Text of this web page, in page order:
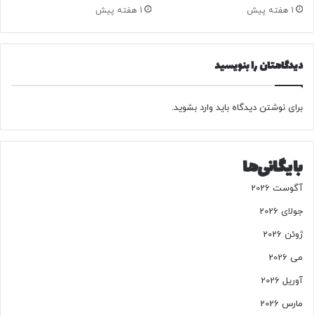
ا
ی
س
ن
،
ا
د
ک
و
ی
،
ش
ه
ی
1 هفته پیش 1 هفته پیش
دیدگاهتان را بنویسید
برای نوشتن دیدگاه باید وارد بشوید.
بایگانی‌ها
آگوست 2026
جولای 2026
ژوئن 2026
می 2026
آوریل 2026
مارس 2026